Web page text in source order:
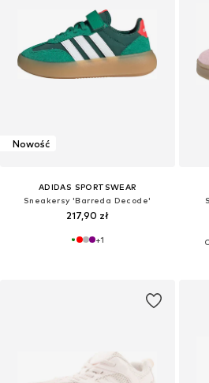
Nowość
ADIDAS SPORTSWEAR
Sneakersy 'Barreda Decode'
217,90 zł
+1